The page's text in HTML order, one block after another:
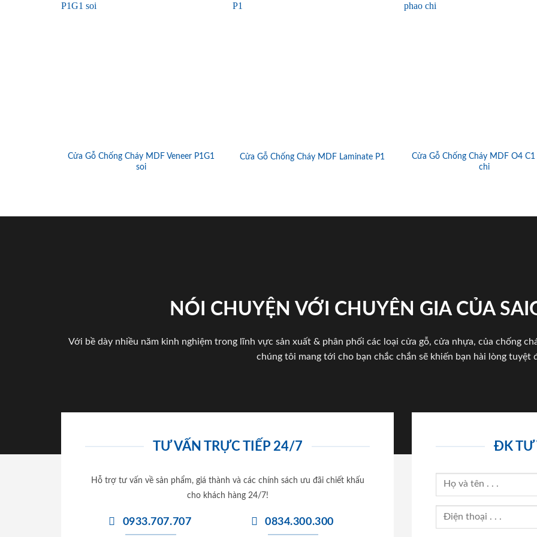
Cửa Gỗ Chống Cháy MDF Veneer P1G1
soi
Cửa Gỗ Chống Cháy MDF Laminate P1
Cửa Gỗ Chống Cháy MDF O4
chi
NÓI CHUYỆN VỚI CHUYÊN GIA CỦA
Với bề dày nhiều năm kinh nghiệm trong lĩnh vực sản xuất & phân phối các loại cửa gỗ, cửa nhựa, của chống
chúng tôi mang tới cho bạn chắc chắn sẽ khiến bạn hài lòng tuyệt
TƯ VẤN TRỰC TIẾP 24/7
Hỗ trợ tư vấn về sản phẩm, giá thành và các chính sách ưu đãi chiết khấu
cho khách hàng 24/7!
0933.707.707 0834.300.300
ĐK TƯ